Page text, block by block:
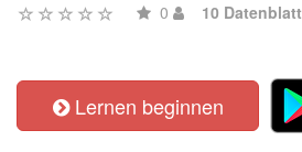
0 10 Datenblatt
Lernen beginnen